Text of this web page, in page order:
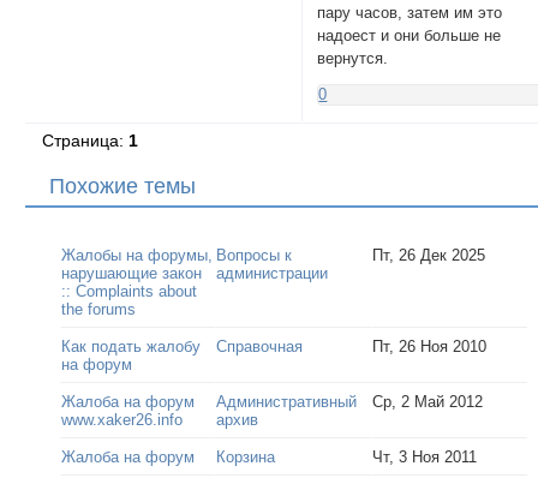
пару часов, затем им это
надоест и они больше не
вернутся.
0
Страница: 1
Похожие темы
Жалобы на форумы,
нарушающие закон
:: Complaints about
the forums
Вопросы к
администрации
Пт, 26 Дек 2025
Как подать жалобу
на форум
Справочная Пт, 26 Ноя 2010
Жалоба на форум
www.xaker26.info
Административный
архив
Ср, 2 Май 2012
Жалоба на форум Корзина Чт, 3 Ноя 2011